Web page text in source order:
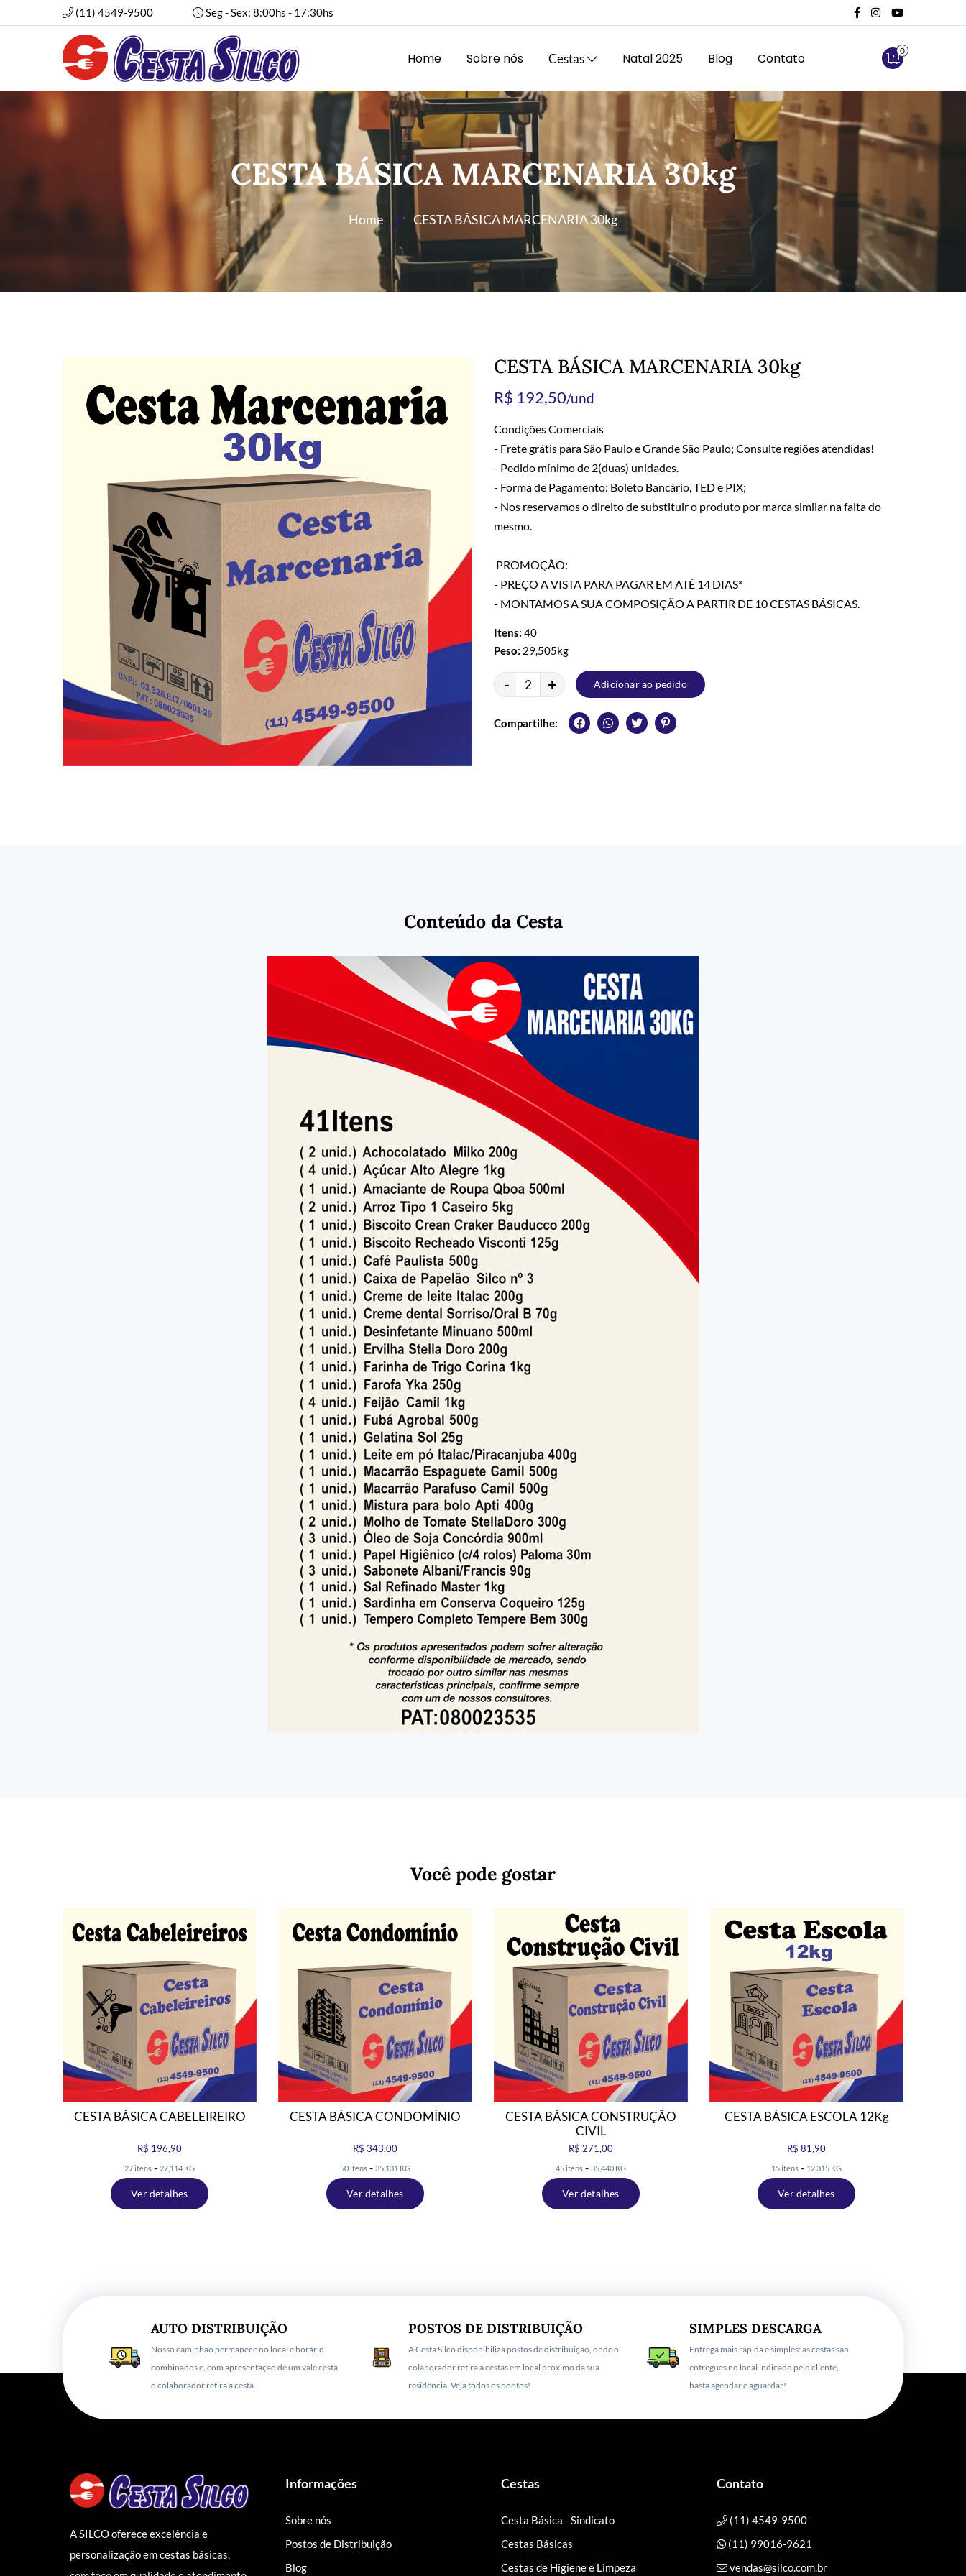
(11) 4549-9500 Seg - Sex: 8:00hs - 17:30hs Facebook
Instagram
Youtube
Home Sobre nós Cestas Natal 2025 Blog Contato 0
CESTA BÁSICA MARCENARIA 30kg
Home CESTA BÁSICA MARCENARIA 30kg
CESTA BÁSICA MARCENARIA 30kg
R$ 192,50/und
Condições Comerciais
- Frete grátis para São Paulo e Grande São Paulo; Consulte regiões atendidas!
- Pedido mínimo de 2(duas) unidades.
- Forma de Pagamento: Boleto Bancário, TED e PIX;
- Nos reservamos o direito de substituir o produto por marca similar na falta do
mesmo.
PROMOÇÃO:
- PREÇO A VISTA PARA PAGAR EM ATÉ 14 DIAS*
- MONTAMOS A SUA COMPOSIÇÃO A PARTIR DE 10 CESTAS BÁSICAS.
Itens: 40
Peso: 29,505kg
- + Adicionar ao pedido
Compartilhe:
Conteúdo da Cesta
Você pode gostar
CESTA BÁSICA CABELEIREIRO
R$ 196,90
27 itens - 27,114 KG
Ver detalhes
CESTA BÁSICA CONDOMÍNIO
R$ 343,00
50 itens - 35,131 KG
Ver detalhes
CESTA BÁSICA CONSTRUÇÃO
CIVIL
R$ 271,00
45 itens - 35,440 KG
Ver detalhes
CESTA BÁSICA ESCOLA 12Kg
R$ 81,90
15 itens - 12,315 KG
Ver detalhes
AUTO DISTRIBUIÇÃO
Nosso caminhão permanece no local e horário
combinados e, com apresentação de um vale cesta,
o colaborador retira a cesta.
POSTOS DE DISTRIBUIÇÃO
A Cesta Silco disponibiliza postos de distribuição, onde o
colaborador retira a cestas em local próximo da sua
residência. Veja todos os pontos!
SIMPLES DESCARGA
Entrega mais rápida e simples: as cestas são
entregues no local indicado pelo cliente,
basta agendar e aguardar!
A SILCO oferece excelência e
personalização em cestas básicas,
Informações
Sobre nós
Postos de Distribuição
Blog
Cestas
Cesta Básica - Sindicato
Cestas Básicas
Cestas de Higiene e Limpeza
Contato
(11) 4549-9500
(11) 99016-9621
vendas@silco.com.br